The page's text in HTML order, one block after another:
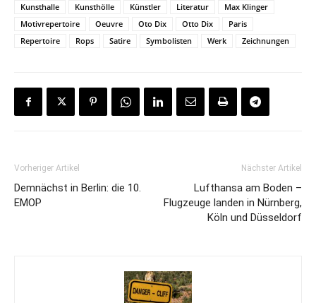
Kunsthalle
Kunsthölle Künstler Literatur
Max Klinger
Motivrepertoire
Oeuvre Oto Dix Otto Dix
Paris
Repertoire
Rops Satire Symbolisten Werk Zeichnungen
Vorheriger Artikel
Demnächst in Berlin: die 10.
EMOP
Nächster Artikel
Lufthansa am Boden –
Flugzeuge landen in Nürnberg,
Köln und Düsseldorf